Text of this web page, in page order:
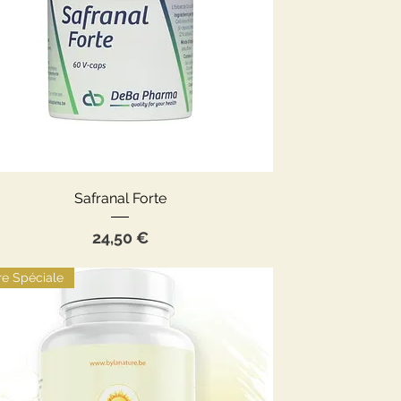
Aperçu rapide
Safranal Forte
Prix
24,50 €
Spéciale